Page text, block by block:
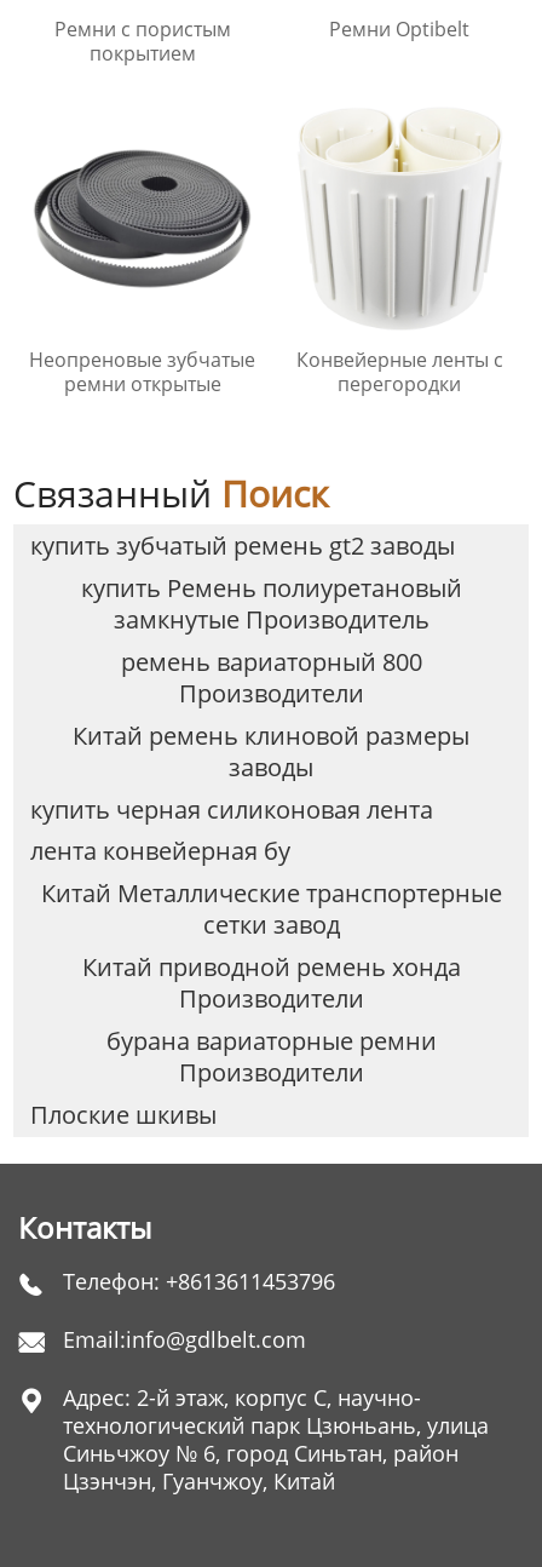
Ремни с пористым
покрытием
Ремни Optibelt
Неопреновые зубчатые
ремни открытые
Конвейерные ленты с
перегородки
Связанный Поиск
купить зубчатый ремень gt2 заводы
купить Ремень полиуретановый
замкнутые Производитель
ремень вариаторный 800
Производители
Китай ремень клиновой размеры
заводы
купить черная силиконовая лента
лента конвейерная бу
Китай Металлические транспортерные
сетки завод
Китай приводной ремень хонда
Производители
бурана вариаторные ремни
Производители
Плоские шкивы
Контакты
 Телефон: +8613611453796
 Email:info@gdlbelt.com

Адрес: 2-й этаж, корпус C, научно-
технологический парк Цзюньань, улица
Синьчжоу № 6, город Синьтан, район
Цзэнчэн, Гуанчжоу, Китай